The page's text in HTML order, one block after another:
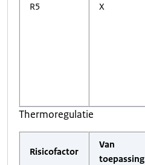
R5 X
Thermoregulatie
Risicofactor
Van
toepassing